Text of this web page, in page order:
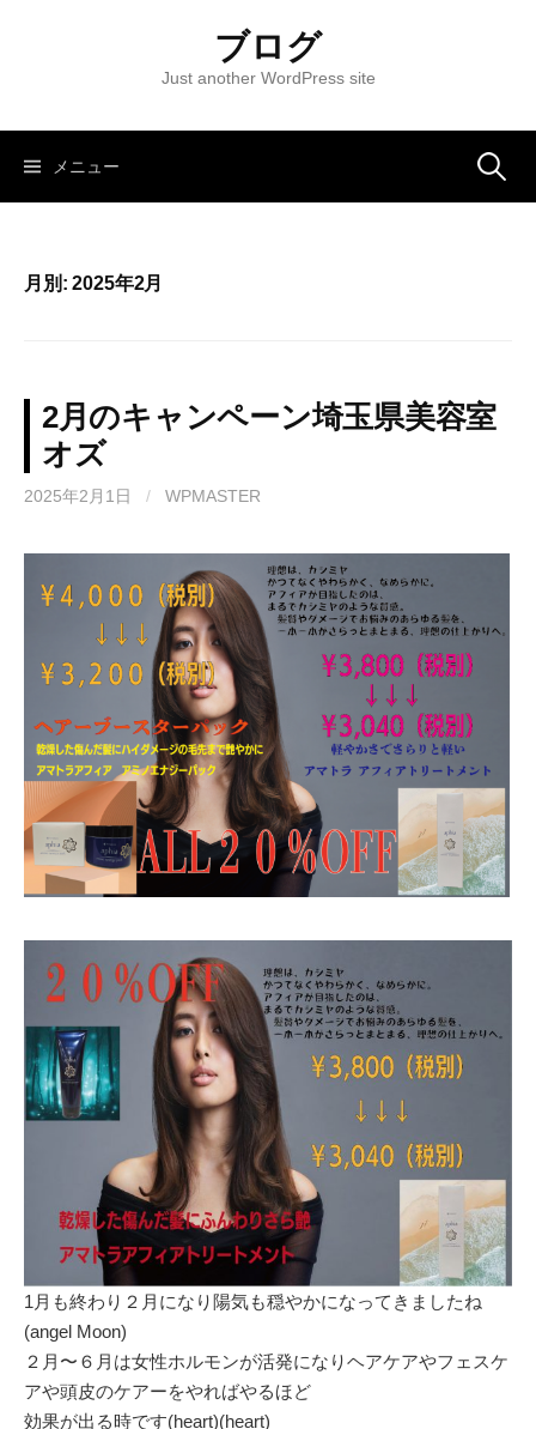
ツ
ブログ
Just another WordPress site
メニュー 検
月別: 2025年2月
2月のキャンペーン埼玉県美容室
オズ
2025年2月1日 / WPMASTER
1月も終わり２月になり陽気も穏やかになってきましたね
(angel Moon)
２月〜６月は女性ホルモンが活発になりヘアケアやフェスケ
アや頭皮のケアーをやればやるほど
効果が出る時です(heart)(heart)